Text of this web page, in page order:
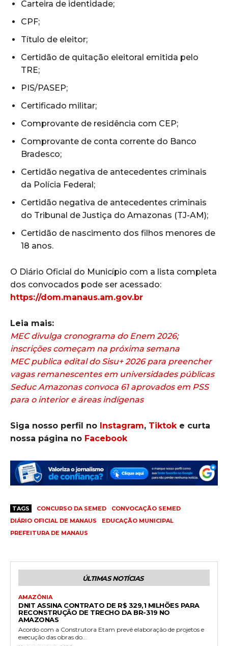
Carteira de identidade;
CPF;
Título de eleitor;
Certidão de quitação eleitoral emitida pelo
TRE;
PIS/PASEP;
Certificado militar;
Comprovante de residência com CEP;
Comprovante de conta corrente do Banco
Bradesco;
Certidão negativa de antecedentes criminais
da Polícia Federal;
Certidão negativa de antecedentes criminais
do Tribunal de Justiça do Amazonas (TJ-AM);
Certidão de nascimento dos filhos menores de
18 anos.
O Diário Oficial do Município com a lista completa
dos convocados pode ser acessado:
https://dom.manaus.am.gov.br
Leia mais:
MEC divulga cronograma do Enem 2026;
inscrições começam na próxima semana
MEC publica edital do Sisu+ 2026 para preencher
vagas remanescentes em universidades públicas
Seduc Amazonas convoca 61 aprovados em PSS
para o interior e áreas indígenas
Siga nosso perfil no Instagram, Tiktoke curta
nossa página no Facebook
TAGS CONCURSO DA SEMED
CONVOCAÇÃO SEMED
DIÁRIO OFICIAL DE MANAUS
EDUCAÇÃO MUNICIPAL
PREFEITURA DE MANAUS
ÚLTIMAS NOTÍCIAS
AMAZÔNIA
DNIT ASSINA CONTRATO DE R$ 329,1 MILHÕES PARA
RECONSTRUÇÃO DE TRECHO DA BR-319 NO
AMAZONAS
Acordo com a Construtora Etam prevê elaboração de projetos e
execução das obras do...